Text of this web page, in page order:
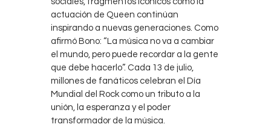
actuación de Queen continúan
inspirando a nuevas generaciones. Como
afirmó Bono: “La música no va a cambiar
el mundo, pero puede recordar a la gente
que debe hacerlo”. Cada 13 de julio,
millones de fanáticos celebran el Día
Mundial del Rock como un tributo a la
unión, la esperanza y el poder
transformador de la música.